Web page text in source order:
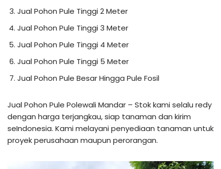
Jual Pohon Pule Tinggi 2 Meter
Jual Pohon Pule Tinggi 3 Meter
Jual Pohon Pule Tinggi 4 Meter
Jual Pohon Pule Tinggi 5 Meter
Jual Pohon Pule Besar Hingga Pule Fosil
Jual Pohon Pule Polewali Mandar – Stok kami selalu redy
dengan harga terjangkau, siap tanaman dan kirim
seIndonesia. Kami melayani penyediaan tanaman untuk
proyek perusahaan maupun perorangan.